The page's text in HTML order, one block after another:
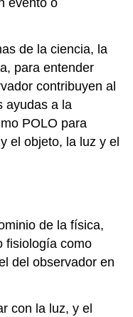
evento o
de la ciencia, la
para entender
contribuyen al
ayudas a la
POLO para
el objeto, la luz y el
de la física,
fisiología como
del observador en
con la luz, y el